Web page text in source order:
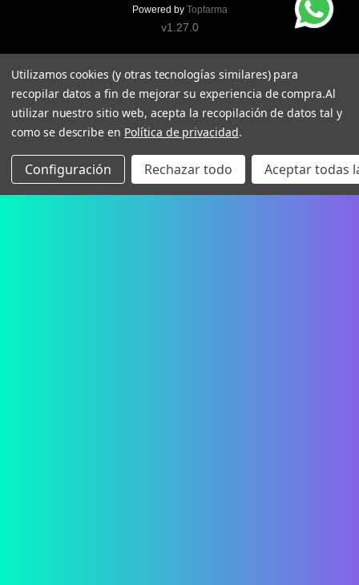
Powered by Topfarma
v1.27.0
Utilizamos cookies (y otras tecnologías similares) para
recopilar datos a fin de mejorar su experiencia de compra.Al
utilizar nuestro sitio web, acepta la recopilación de datos tal y
como se describe en Política de privacidad.
Configuración Rechazar todo Aceptar todas